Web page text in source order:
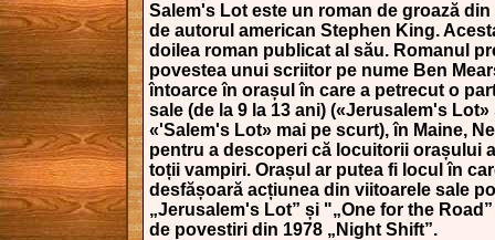
Salem's Lot este un roman de groază din
de autorul american Stephen King.
doilea roman publicat al său. Romanul
povestea unui scriitor pe nume Ben
întoarce în orașul în care a petrecut o
sale (de la 9 la 13 ani) («Jerusalem's Lot»
«'Salem's Lot» mai pe scurt), în Maine,
pentru a descoperi că locuitorii orașului
toții vampiri. Orașul ar putea fi locul în
desfășoară acțiunea din viitoarele sale
„Jerusalem's Lot” și "„One for the
de povestiri din 1978 „Night Shift”.